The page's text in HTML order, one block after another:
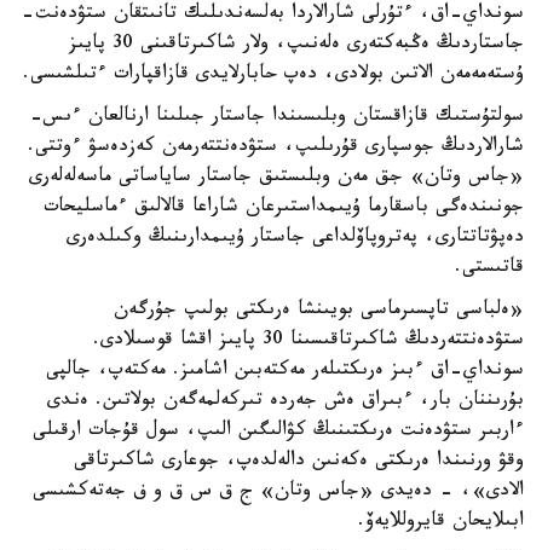
سونداي-اق، ءتۇرلى شارالاردا بەلسەندىلىك تانىتقان ستۋدەنت-
جاستاردىڭ ەڭبەكتەرى ەلەنىپ، ولار شاكىرتاقىنى 30 پايىز
ۇستەمەمەن الاتىن بولادى، دەپ حابارلايدى قازاقپارات ءتىلشىسى.
سولتۇستىك قازاقستان وبلىسىندا جاستار جىلىنا ارنالعان ءىس-
شارالاردىڭ جوسپارى قۇرىلىپ، ستۋدەنتتەرمەن كەزدەسۋ ءوتتى.
«جاس وتان» جق مەن وبلىستىق جاستار ساياساتى ماسەلەلەرى
جونىندەگى باسقارما ۇيىمداستىرعان شاراعا قالالىق ءماسليحات
دەپۋتاتتارى، پەتروپاۆلداعى جاستار ۇيىمدارىنىڭ وكىلدەرى
قاتىستى.
«ەلباسى تاپسىرماسى بويىنشا ەرىكتى بولىپ جۇرگەن
ستۋدەنتتەردىڭ شاكىرتاقىسىنا 30 پايىز اقشا قوسىلادى.
سونداي-اق ءبىز ەرىكتىلەر مەكتەبىن اشامىز. مەكتەپ، جالپى
بۇرىننان بار، ءبىراق ەش جەردە تىركەلمەگەن بولاتىن. ەندى
ءاربىر ستۋدەنت ەرىكتىنىڭ كۋالىگىن الىپ، سول قۇجات ارقىلى
وقۋ ورنىندا ەرىكتى ەكەنىن دالەلدەپ، جوعارى شاكىرتاقى
الادى»، - دەيدى «جاس وتان» ج ق س ق و ف جەتەكشىسى
ابىلايحان قايروللايەۆ.